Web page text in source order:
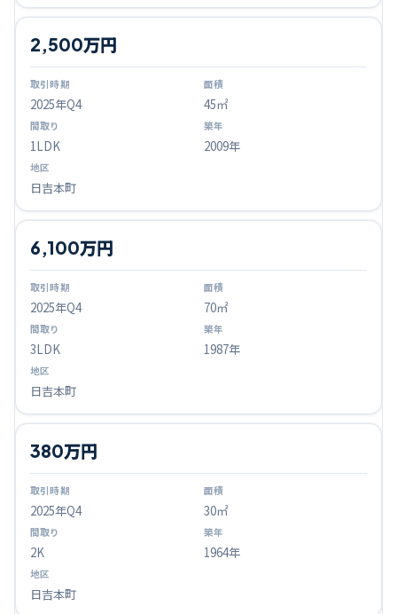
2025年Q4
2,500万円
45㎡
1LDK 2009年
日吉本町
2025年Q4
6,100万円
70㎡
3LDK 1987年
日吉本町
2025年Q4
380万円
30㎡
2K 1964年
日吉本町